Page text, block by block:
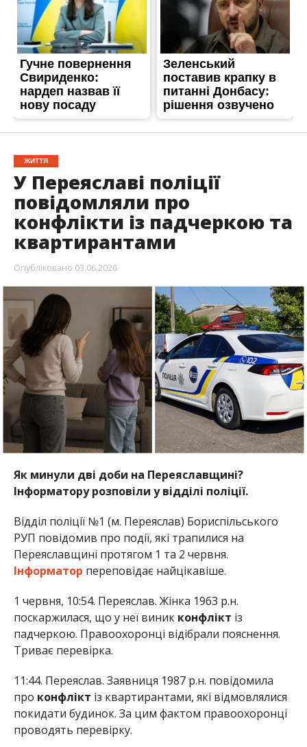
ЖИТТЯ
У Переяславі поліції
повідомляли про
конфлікти із падчеркою та
квартирантами
Опубліковано 03.06.2026
Як минули дві доби на Переяславщині?
Інформатору розповіли у відділі поліції.
Відділ поліції №1 (м. Переяслав) Бориспільського
РУП повідомив про події, які трапилися на
Переяславщині протягом 1 та 2 червня.
Інформатор переповідає найцікавіше.
1 червня, 10:54. Переяслав. Жінка 1963 р.н.
поскаржилася, що у неї виник конфлікт із
падчеркою. Правоохоронці відібрали пояснення.
Триває перевірка.
11:44. Переяслав. Заявниця 1987 р.н. повідомила
про конфлікт із квартирантами, які відмовлялися
покидати будинок. За цим фактом правоохоронці
проводять перевірку.